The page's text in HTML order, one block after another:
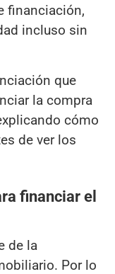
financiación,
incluso sin
que
la compra
cómo
de ver los
financiar el
de la
Por lo